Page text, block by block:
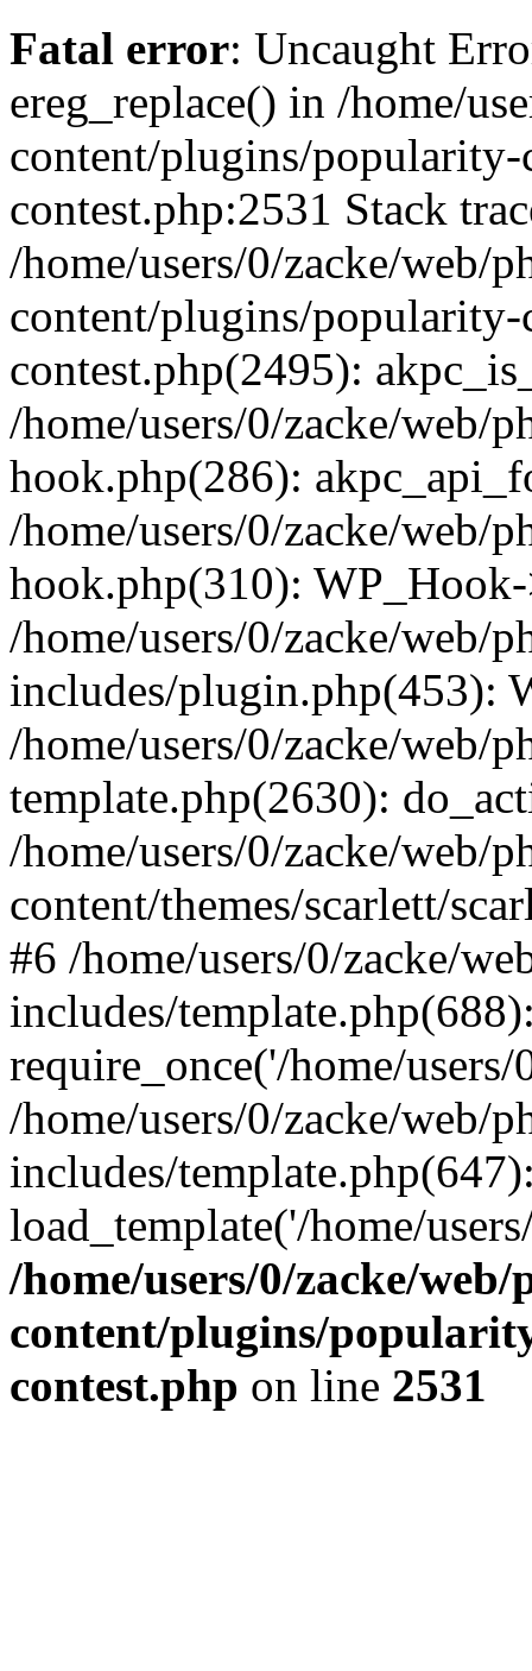
Fatal error: Uncaught
ereg_replace() in /home/
content/plugins/
contest.php:2531 Stack
/home/users/0/zacke/web/
content/plugins/
contest.php(2495):
/home/users/0/zacke/web/
hook.php(286):
/home/users/0/zacke/web/
hook.php(310):
/home/users/0/zacke/web/
includes/plugin.php(453):
/home/users/0/zacke/web/
template.php(2630):
/home/users/0/zacke/web/
content/themes/scarlett/
#6 /home/users/0/zacke/
includes/
require_once('/home/
/home/users/0/zacke/web/
includes/
load_template('/home/
/home/users/0/zacke/
content/plugins/
contest.php on line 2531